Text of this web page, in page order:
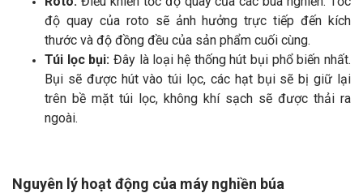
độ quay của roto sẽ ảnh hưởng trực tiếp đến kích
thước và độ đồng đều của sản phẩm cuối cùng.
Túi lọc bụi: Đây là loại hệ thống hút bụi phổ biến nhất.
Bụi sẽ được hút vào túi lọc, các hạt bụi sẽ bị giữ lại
trên bề mặt túi lọc, không khí sạch sẽ được thải ra
ngoài.
Nguyên lý hoạt động của máy nghiền búa